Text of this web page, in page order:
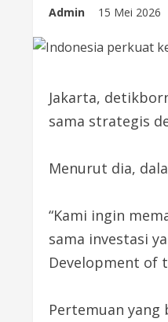
Admin 15 Mei 2026
Jakarta,
sama strategis
Menurut dia,
“Kami ingin
sama investasi
Development of
Pertemuan